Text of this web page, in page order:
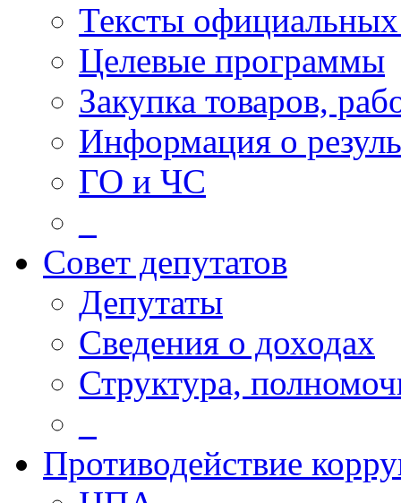
Тексты
Целевые программы
Закупка товаров,
Информация о
ГО и ЧС
Совет депутатов
Депутаты
Сведения о доходах
Структура,
Противодействие